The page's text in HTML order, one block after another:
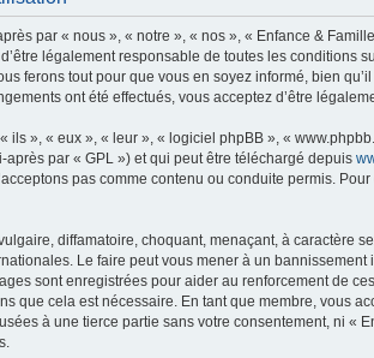
par « nous », « notre », « nos », « Enfance &
légalement responsable de toutes les conditions
ferons tout pour que vous en soyez informé, bien
ont été effectués, vous acceptez d’être
», « eux », « leur », « logiciel phpBB », «
après par « GPL ») et qui peut être téléchargé depuis
pas comme contenu ou conduite permis.
diffamatoire, choquant, menaçant, à caractère
Le faire peut vous mener à un
sont enregistrées pour aider au renforcement de
que cela est nécessaire. En tant que membre, vous
à une tierce partie sans votre consentement, ni «